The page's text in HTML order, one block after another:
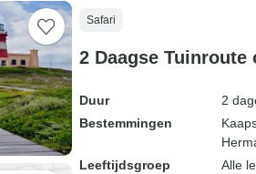
Safari
2 Daagse
Duur
2
Bestemmingen
Leeftijdsgroep
Alle